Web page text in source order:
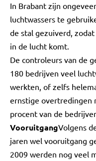
In Brabant zijn
luchtwassers te
de stal gezuiverd,
in de lucht komt.
De controleurs van de
180 bedrijven veel
werkten, of zelfs
ernstige overtredingen
procent van de
VooruitgangVolgens
jaren wel vooruitgang
2009 werden nog veel